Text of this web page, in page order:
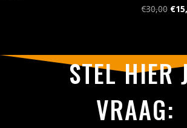
€30,00 €
STEL HIER
VRAAG: